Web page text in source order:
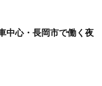
中心・長岡市で働く夜